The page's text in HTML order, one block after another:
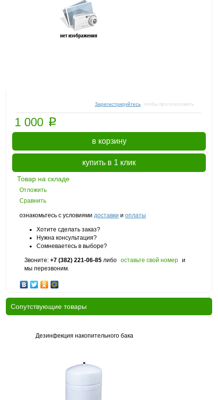
Зарегистрируйтесь , чтобы проголосовать
1 000 p
в корзину
купить в 1 клик
Товар на складе
Отложить
Сравнить
ознакомьтесь с условиями доставки и оплаты
Хотите сделать заказ?
Нужна консультация?
Сомневаетесь в выборе?
Звоните: +7 (382) 221-06-85 либо оставьте свой номер и
мы перезвоним.
Cопутствующие товары
Дезинфекция накопительного бака